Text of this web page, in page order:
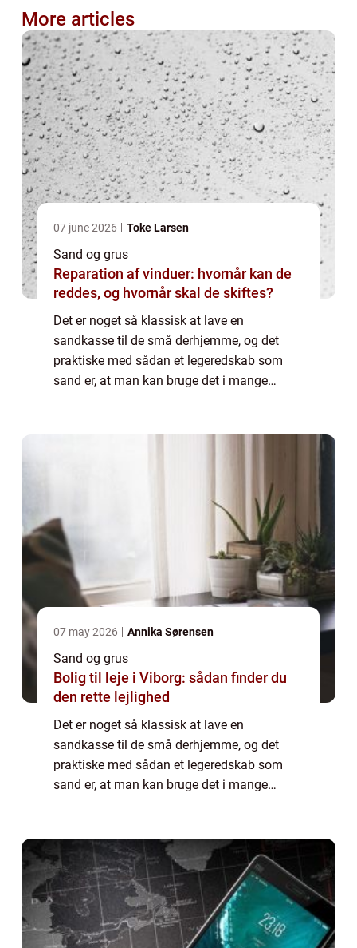
More articles
07 june 2026 Toke Larsen
Sand og grus
Reparation af vinduer: hvornår kan de
reddes, og hvornår skal de skiftes?
Det er noget så klassisk at lave en
sandkasse til de små derhjemme, og det
praktiske med sådan et legeredskab som
sand er, at man kan bruge det i mange
07 may 2026 Annika Sørensen
Sand og grus
Bolig til leje i Viborg: sådan finder du
den rette lejlighed
Det er noget så klassisk at lave en
sandkasse til de små derhjemme, og det
praktiske med sådan et legeredskab som
sand er, at man kan bruge det i mange